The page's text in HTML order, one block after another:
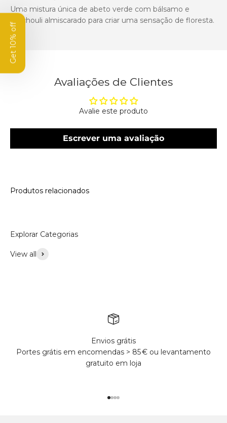
Uma mistura única de abeto verde com bálsamo e
patchouli almiscarado para criar uma sensação de floresta.
Avaliações de Clientes
Avalie este produto
Escrever uma avaliação
Produtos relacionados
Explorar Categorias
View all
Envios grátis
Portes grátis em encomendas > 85 € ou levantamento
gratuito em loja
Get 10% off